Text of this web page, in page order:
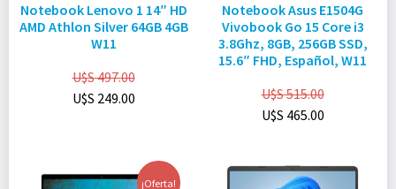
Notebook Lenovo 1 14″ HD
AMD Athlon Silver 64GB 4GB
W11
U$S497.00
U$S 249.00
Notebook Asus E1504G
Vivobook Go 15 Core i3
3.8Ghz, 8GB, 256GB SSD,
15.6″ FHD, Español, W11
U$S515.00
U$S 465.00
¡Oferta!